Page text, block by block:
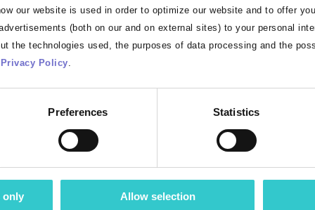
our website is used in order to optimize our website and to offer
(both on our and on external sites) to your personal
the technologies used, the purposes of data processing and the
Privacy Policy.
Preferences Statistics
only Allow selection
einenkostenfreien atrify academy
Noch